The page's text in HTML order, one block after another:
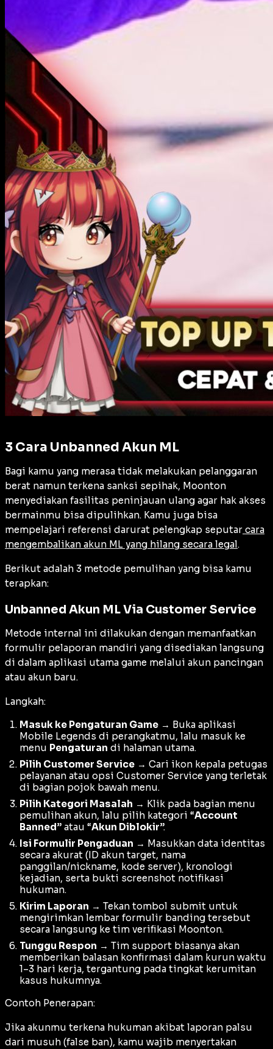
3 Cara Unbanned Akun ML
Bagi kamu yang merasa tidak melakukan pelanggaran
berat namun terkena sanksi sepihak, Moonton
menyediakan fasilitas peninjauan ulang agar hak akses
bermainmu bisa dipulihkan. Kamu juga bisa
mempelajari referensi darurat pelengkap seputar cara
mengembalikan akun ML yang hilang secara legal.
Berikut adalah 3 metode pemulihan yang bisa kamu
terapkan:
Unbanned Akun ML Via Customer Service
Metode internal ini dilakukan dengan memanfaatkan
formulir pelaporan mandiri yang disediakan langsung
di dalam aplikasi utama game melalui akun pancingan
atau akun baru.
Langkah:
Masuk ke Pengaturan Game → Buka aplikasi
Mobile Legends di perangkatmu, lalu masuk ke
menu Pengaturan di halaman utama.
Pilih Customer Service → Cari ikon kepala petugas
pelayanan atau opsi Customer Service yang terletak
di bagian pojok bawah menu.
Pilih Kategori Masalah → Klik pada bagian menu
pemulihan akun, lalu pilih kategori “Account
Banned ” atau “Akun Diblokir”.
Isi Formulir Pengaduan → Masukkan data identitas
secara akurat (ID akun target, nama
panggilan/nickname, kode server), kronologi
kejadian, serta bukti screenshot notifikasi
hukuman.
Kirim Laporan → Tekan tombol submit untuk
mengirimkan lembar formulir banding tersebut
secara langsung ke tim verifikasi Moonton.
Tunggu Respon → Tim support biasanya akan
memberikan balasan konfirmasi dalam kurun waktu
1–3 hari kerja, tergantung pada tingkat kerumitan
kasus hukumnya.
Contoh Penerapan:
Jika akunmu terkena hukuman akibat laporan palsu
dari musuh (false ban), kamu wajib menyertakan